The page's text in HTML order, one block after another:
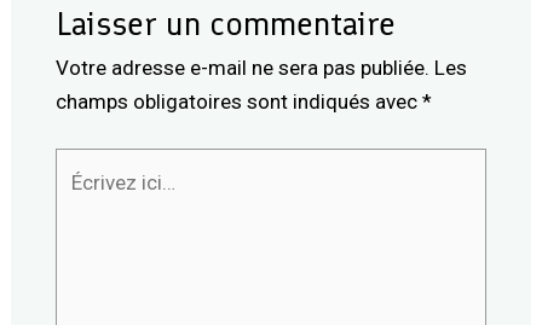
Laisser un commentaire
Votre adresse e-mail ne sera pas publiée. Les
champs obligatoires sont indiqués avec *